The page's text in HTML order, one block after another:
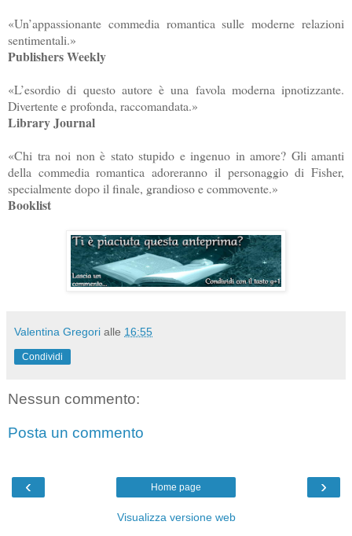
«Un’appassionante commedia romantica sulle moderne relazioni
sentimentali.»
Publishers Weekly
«L’esordio di questo autore è una favola moderna ipnotizzante.
Divertente e profonda, raccomandata.»
Library Journal
«Chi tra noi non è stato stupido e ingenuo in amore? Gli amanti
della commedia romantica adoreranno il personaggio di Fisher,
specialmente dopo il finale, grandioso e commovente.»
Booklist
Valentina Gregori alle 16:55
Condividi
Nessun commento:
Posta un commento
‹ ›
Home page
Visualizza versione web